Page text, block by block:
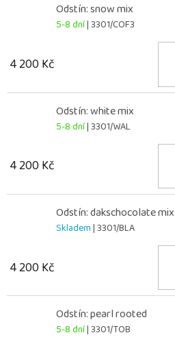
Odstín: snow mix
5-8 dní| 3301/COF3
4 200 Kč
Odstín: white mix
5-8 dní| 3301/WAL
4 200 Kč
Odstín: dakschocolate mix
Skladem| 3301/BLA
4 200 Kč
Odstín: pearl rooted
5-8 dní| 3301/TOB